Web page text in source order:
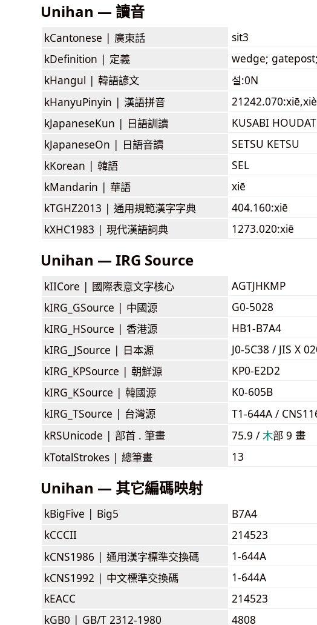
Unihan — 讀音
kCantonese | 廣東話
sit3
kDefinition | 定義
wedge;
kHangul | 韓語諺文
설:0N
kHanyuPinyin | 漢語拼音
21242.070:xiē,xiè
kJapaneseKun | 日語訓讀
KUSABI
kJapaneseOn | 日語音讀
SETSU KETSU
kKorean | 韓語
SEL
kMandarin | 華語
xiē
kTGHZ2013 | 通用規範漢字字典
404.160:xiē
kXHC1983 | 現代漢語詞典 1273.020:xiē
Unihan — IRG Source
kIICore | 國際表意文字核心
AGTJHKMP
kIRG_GSource | 中國源
G0-5028
kIRG_HSource | 香港源
HB1-B7A4
kIRG_JSource | 日本源
J0-5C38 / JIS X
kIRG_KPSource | 朝鮮源
KP0-E2D2
kIRG_KSource | 韓國源
K0-605B
kIRG_TSource | 台灣源
T1-644A /
kRSUnicode | 部首 . 筆畫 75.9 /⽊部 9 畫
kTotalStrokes | 總筆畫 13
Unihan — 其它編碼映射
kBigFive | Big5
B7A4
kCCCII
214523
kCNS1986 | 通用漢字標準交換碼
1-644A
kCNS1992 | 中文標準交換碼
1-644A
kEACC
214523
kGB0 | GB/T 2312-1980 4808